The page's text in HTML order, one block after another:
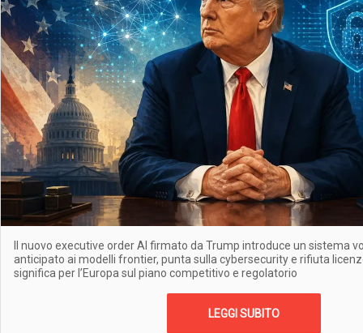
Il nuovo executive order AI firmato da Trump introduce un sistema
anticipato ai modelli frontier, punta sulla cybersecurity e rifiuta
significa per l’Europa sul piano competitivo e regolatorio
LEGGI SUBITO